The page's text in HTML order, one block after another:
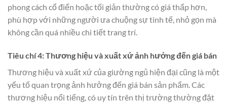
phong cách cổ điển hoặc tối giản thường có giá thấp hơn,
phù hợp với những người ưa chuộng sự tinh tế, nhỏ gọn mà
không cần quá nhiều chi tiết trang trí.
Tiêu chí 4: Thương hiệu và xuất xứ ảnh hưởng đến giá bán
Thương hiệu và xuất xứ của giường ngủ hiện đại cũng là một
yếu tố quan trọng ảnh hưởng đến giá bán sản phẩm. Các
thương hiệu nổi tiếng, có uy tín trên thị trường thường đặt